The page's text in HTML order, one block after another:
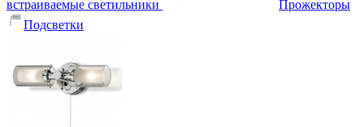
встраиваемые светильники
Прожекторы
Подсветки